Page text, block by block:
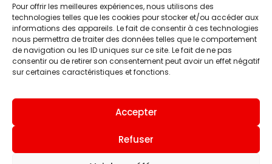
Pour offrir les meilleures expériences, nous utilisons des
technologies telles que les cookies pour stocker et/ou accéder aux
informations des appareils. Le fait de consentir à ces technologies
nous permettra de traiter des données telles que le comportement
de navigation ou les ID uniques sur ce site. Le fait de ne pas
consentir ou de retirer son consentement peut avoir un effet négatif
sur certaines caractéristiques et fonctions.
Accepter
Refuser
ACTUALITÉS
CLUB
BOUTIQUE
HISTOIRE
ÉQUIPE PREMIERE
INFOS ET CONTACT